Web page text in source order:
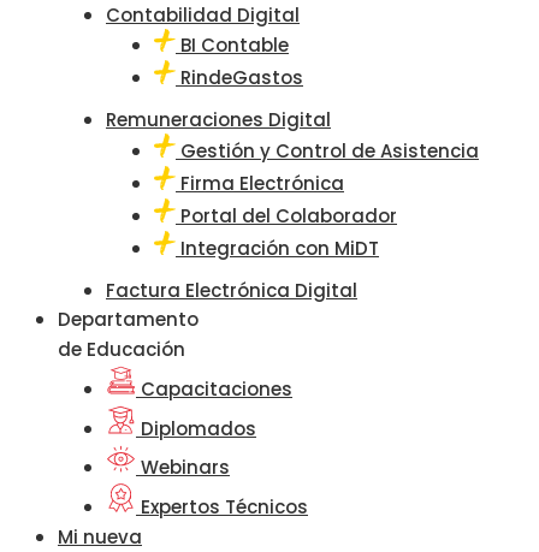
Contabilidad Digital
BI Contable
RindeGastos
Remuneraciones Digital
Gestión y Control de Asistencia
Firma Electrónica
Portal del Colaborador
Integración con MiDT
Factura Electrónica Digital
Departamento
de Educación
Capacitaciones
Diplomados
Webinars
Expertos Técnicos
Mi nueva